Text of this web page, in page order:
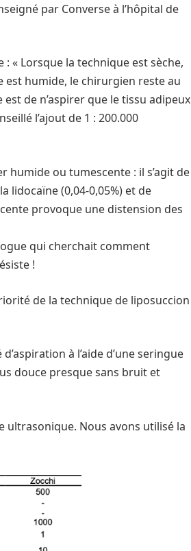
par Converse à l’hôpital de
« Lorsque la technique est sèche,
est humide, le chirurgien reste au
de n’aspirer que le tissu adipeux
l’ajout de 1 : 200.000
humide ou tumescente : il s’agit de
lidocaïne (0,04-0,05%) et de
provoque une distension des
qui cherchait comment
!
de la technique de liposuccion
à l’aide d’une seringue
douce presque sans bruit et
ultrasonique. Nous avons utilisé la